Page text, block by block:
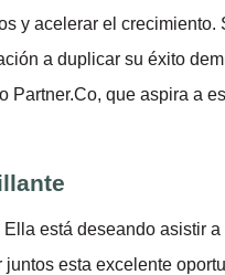
y acelerar el
a duplicar su éxito
Partner.Co, que aspira a
está deseando asistir
esta excelente